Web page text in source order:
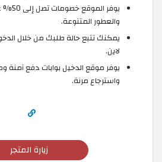
يوفر
والعطور المتنوعة.
يمكنك تتبع حالة طلبك من خلال
لاين.
يوفر موقع الدخيل بوابات دفع آمنة
واسترجاع مرنة.
زيارة المتجر